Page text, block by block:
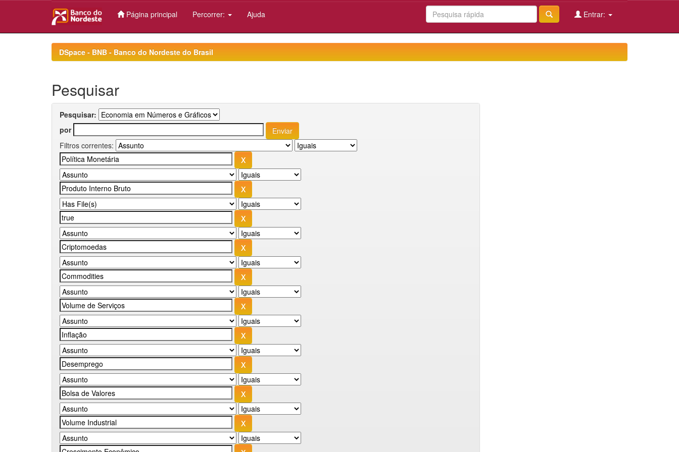
Página principal Percorrer: Ajuda Entrar:
DSpace - BNB - Banco do Nordeste do Brasil
Pesquisar
Pesquisar:
por
Filtros correntes: